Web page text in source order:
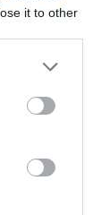
it to other
ni de
de antes
el
Una
dejarlos